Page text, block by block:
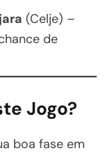
(Celje) –
de
Jogo?
boa fase em